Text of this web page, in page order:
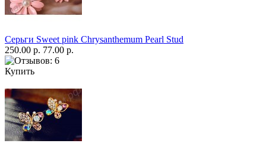
Серьги Sweet pink Chrysanthemum Pearl Stud
250.00 р. 77.00 р.
Купить